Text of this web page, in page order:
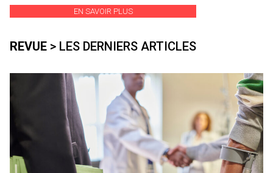
EN SAVOIR PLUS
REVUE > LES DERNIERS ARTICLES